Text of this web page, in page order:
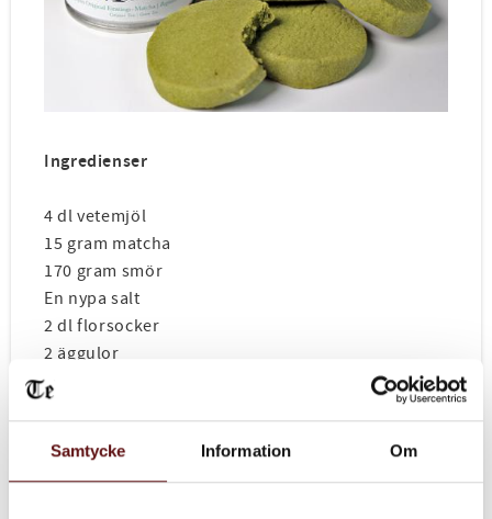
Samtycke Information Om
Ingredienser
4 dl vetemjöl
15 gram matcha
170 gram smör
En nypa salt
2 dl florsocker
2 äggulor
1. Sikta ner matcha och vetemjöl i en skål för
att undvika klumpar och ojämnheter.